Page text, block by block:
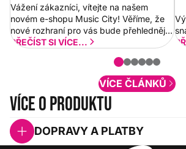
Vážení zákazníci, vítejte na našem
novém e-shopu Music City! Věříme, že
nové rozhraní pro vás bude přehlednější
a rychlejší. Postupně budeme přidávat
PŘEČÍST SI VÍCE...
VÍCE ČLÁNKŮ
Více o produktu
DOPRAVY A PLATBY